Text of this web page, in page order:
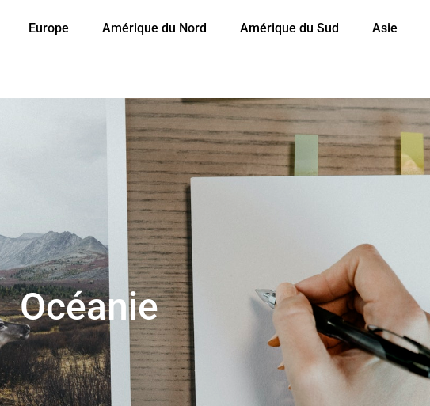
Europe Amérique du Nord Amérique du Sud Asie
Océanie